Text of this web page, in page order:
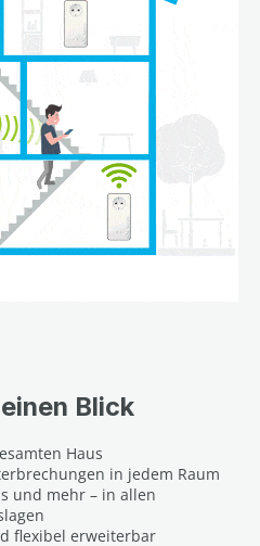
Blick
Haus
in jedem Raum
und mehr – in allen
flexibel erweiterbar